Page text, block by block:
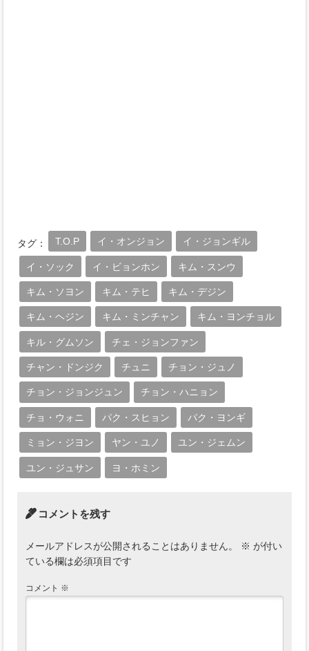
タグ： T.O.P イ・オンジョン イ・ジョンギル
イ・ソック イ・ビョンホン キム・スンウ
キム・ソヨン キム・テヒ キム・デジン
キム・ヘジン キム・ミンチャン キム・ヨンチョル
キル・グムソン チェ・ジョンファン
チャン・ドンジク チュニ チョン・ジュノ
チョン・ジョンジュン チョン・ハニョン
チョ・ウォニ パク・スヒョン パク・ヨンギ
ミョン・ジヨン ヤン・ユノ ユン・ジェムン
ユン・ジュサン ヨ・ホミン
コメントを残す
メールアドレスが公開されることはありません。 ※ が付い
ている欄は必須項目です
コメント ※